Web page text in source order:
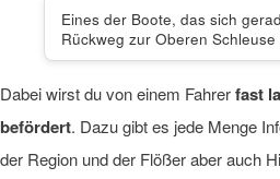
Eines der Boote, das sich
Rückweg zur Oberen
Dabei wirst du von einem Fahrerfast
befördert. Dazu gibt es jede Menge
der Region und der Flößer aber auch